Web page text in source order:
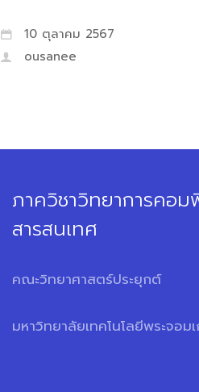
10 ตุลาคม 2567
ousanee
ภาควิชาวิทยาการคอม
สารสนเทศ
คณะวิทยาศาสตร์ประยุกต์
มหาวิทยาลัยเทคโนโลยีพระจอม